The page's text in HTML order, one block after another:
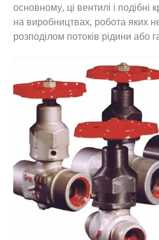
основному, ці вентилі і подібні
на виробництвах, робота яких
розподілом потоків рідини або